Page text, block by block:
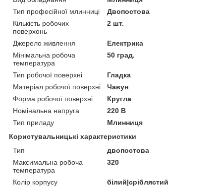
Тип професійної млинниці
Двопостова
Кількість робочих
поверхонь
2 шт.
Джерело живлення
Електрика
Мінімальна робоча
температура
50 град.
Тип робочої поверхні
Гладка
Матеріал робочої поверхні
Чавун
Форма робочої поверхні
Кругла
Номінальна напруга
220 В
Тип приладу
Млинниця
Користувальницькі характеристики
Тип
двопостова
Максимальна робоча
температура
320
Колір корпусу
білий|сріблястий